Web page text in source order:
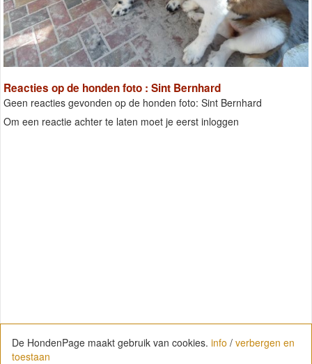
Reacties op de honden foto : Sint Bernhard
Geen reacties gevonden op de honden foto: Sint Bernhard
Om een reactie achter te laten moet je eerst inloggen
De HondenPage maakt gebruik van cookies. info / verbergen en
toestaan